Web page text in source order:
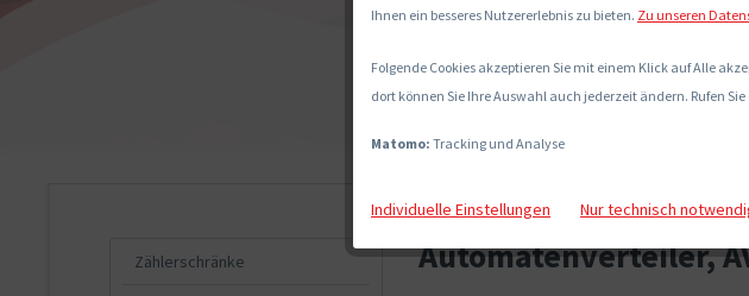
Zählerschränke Automatenverteiler,
Ihnen ein besseres Nutzererlebnis zu bieten. Zu unseren
Folgende Cookies akzeptieren Sie mit einem Klick auf Alle
dort können Sie Ihre Auswahl auch jederzeit ändern. Rufen
Matomo: Tracking und Analyse
Individuelle Einstellungen Nur technisch